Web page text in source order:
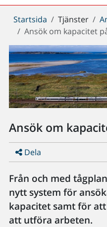
Du
är
här:
Startsida Tjänster
Ansök om kapacitet
Ansök om
Dela
Från och med
nytt system för
kapacitet samt för
att utföra arbeten.